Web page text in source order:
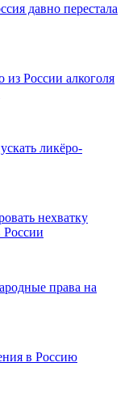
давно перестала
России алкоголя
ликёро-
нехватку
права на
в Россию